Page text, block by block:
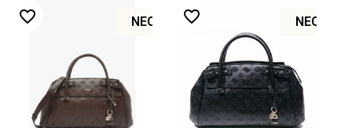
ΝΈΟ
favorite_border ΝΈΟ
favorite_border